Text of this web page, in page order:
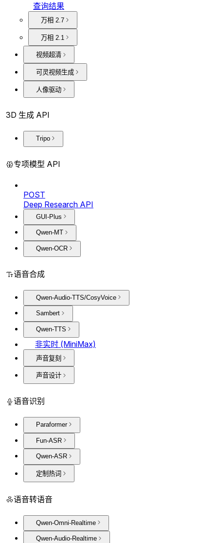
查询结果
万相 2.7
万相 2.1
视频超清
可灵视频生成
人像驱动
3D 生成 API
Tripo
专项模型 API
POST
Deep Research API
GUI-Plus
Qwen-MT
Qwen-OCR
语音合成
Qwen-Audio-TTS/CosyVoice
Sambert
Qwen-TTS
非实时 (MiniMax)
声音复刻
声音设计
语音识别
Paraformer
Fun-ASR
Qwen-ASR
定制热词
语音转语音
Qwen-Omni-Realtime
Qwen-Audio-Realtime